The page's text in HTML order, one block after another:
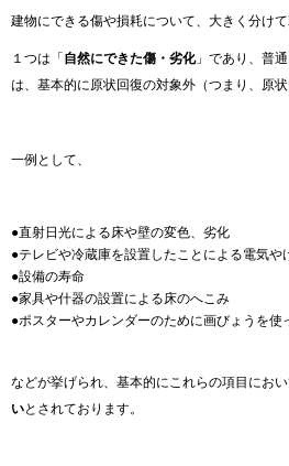
建物にできる傷や損耗について、大きく分けて
１つは「 自然にできた傷・劣化」であり、普
は、基本的に原状回復の対象外（つまり、原
一例として、
●直射日光による床や壁の変色、劣化
●テレビや冷蔵庫を設置したことによる電気や
●設備の寿命
●家具や什器の設置による床のへこみ
●ポスターやカレンダーのために画びょうを使
などが挙げられ、基本的にこれらの項目にお
いとされております。